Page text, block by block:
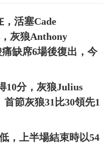
活塞Cade
灰狼Anthony
缺席6場後復出，今
10分，灰狼Julius
節灰狼31比30領先1
，上半場結束時以54